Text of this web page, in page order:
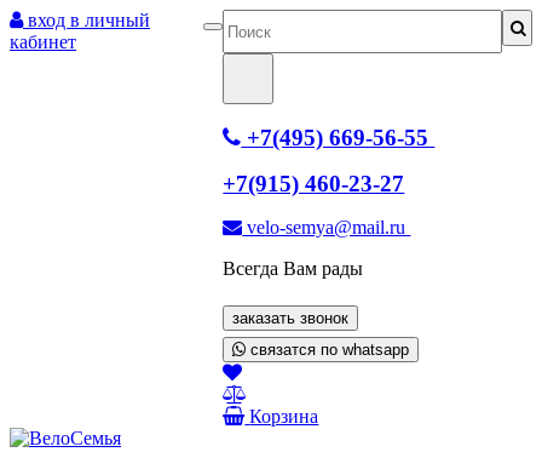
вход в личный
кабинет
+7(495) 669-56-55
+7(915) 460-23-27
velo-semya@mail.ru
Всегда Вам рады
заказать звонок
связатся по whatsapp
Корзина